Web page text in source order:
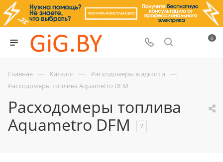
0
Главная — Каталог — Расходомеры жидкости —
Расходомеры топлива Aquametro DFM
Расходомеры топлива
Aquametro DFM
7